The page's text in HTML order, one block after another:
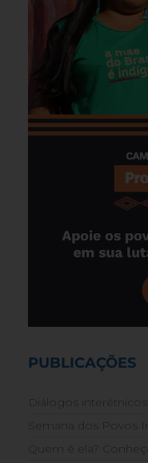
PUBLICAÇÕES
Diálogos
Semana dos Povos
Quem é ela?